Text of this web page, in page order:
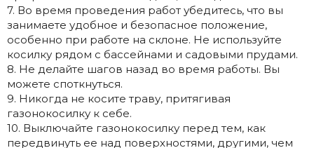
7. Во время проведения работ убедитесь, что вы
занимаете удобное и безопасное положение,
особенно при работе на склоне. Не используйте
косилку рядом с бассейнами и садовыми прудами.
8. Не делайте шагов назад во время работы. Вы
можете споткнуться.
9. Никогда не косите траву, притягивая
газонокосилку к себе.
10. Выключайте газонокосилку перед тем, как
передвинуть ее над поверхностями, другими, чем